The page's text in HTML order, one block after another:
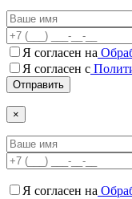
Я согласен на
Я согласен c
×
Я согласен на